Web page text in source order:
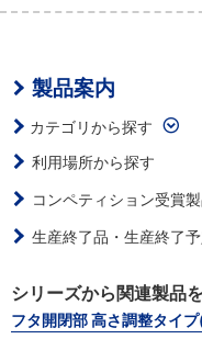
製品案内
カテゴリから探す
利用場所から探す
コンペティション受賞
生産終了品・生産終了
シリーズから関連製品
フタ開閉部 高さ調整タイ